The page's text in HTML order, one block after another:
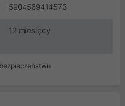
5904569414573
12 miesięcy